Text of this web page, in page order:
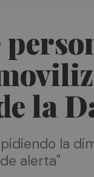
la
la
alerta"